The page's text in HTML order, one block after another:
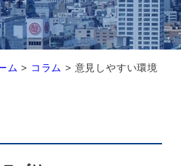
ム > コラム > 意見しやすい環境